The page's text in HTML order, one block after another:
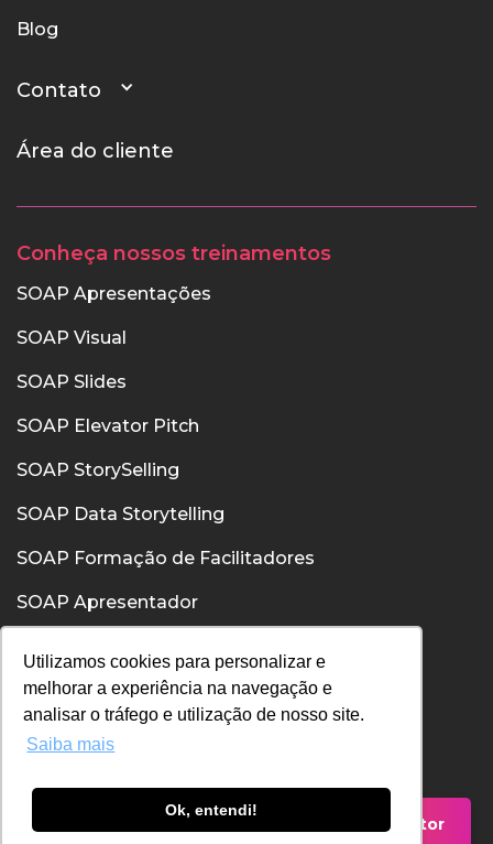
Utilizamos cookies para personalizar e
melhorar a experiência na navegação e
analisar o tráfego e utilização de nosso site.
Saiba mais
Ok, entendi!
Falar com um Consultor
Blog
Contato
Área do cliente
Conheça nossos treinamentos
SOAP Apresentações
SOAP Visual
SOAP Slides
SOAP Elevator Pitch
SOAP StorySelling
SOAP Data Storytelling
SOAP Formação de Facilitadores
SOAP Apresentador
SOAP Comunicação Interpessoal
Termos de Uso